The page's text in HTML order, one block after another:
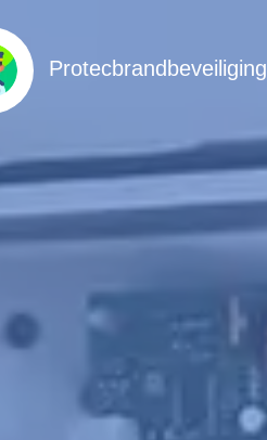
Protecbrandbeveiliging